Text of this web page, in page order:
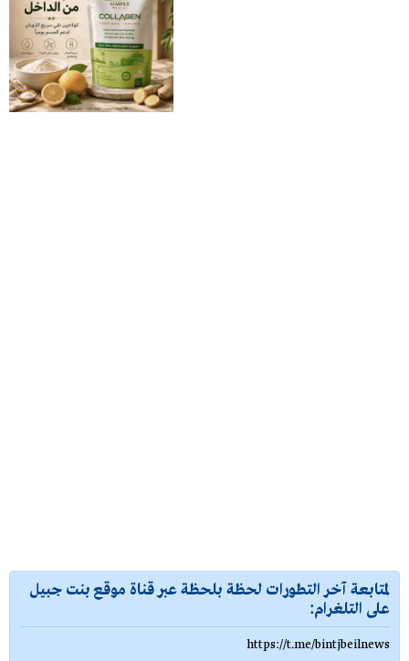
لمتابعة آخر التطورات لحظة بلحظة عبر قناة موقع بنت جبيل
على التلغرام:
https://t.me/bintjbeilnews